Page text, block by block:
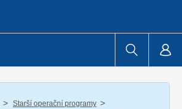
/ Starší operační programy /